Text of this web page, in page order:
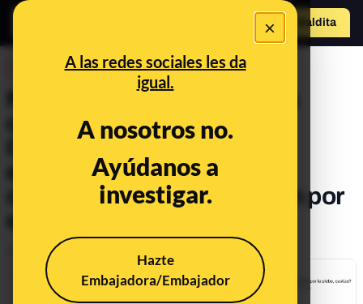
×
A las redes sociales les da
igual.
A nosotros no.
Ayúdanos a
investigar.
Hazte
Embajadora/Embajador
Hazte Maldita
No, Pablo Iglesias no se ha
comprado "un Porsche
Cayenne diésel de 90.000
euros y 340 CV": es un
contenido de Moncloa.com por
el Día de los Inocentes
Publicado el